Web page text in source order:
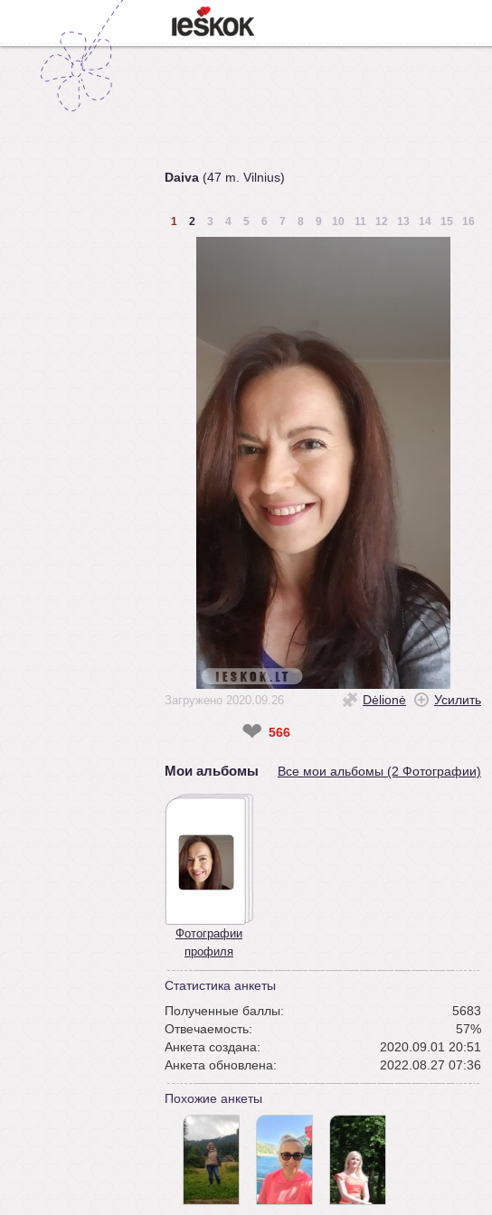
Daiva (47 m. Vilnius)
1 2 3 4 5 6 7 8 9 10 11 12 13 14 15 16
Загружено 2020.09.26 Dėlionė Усилить
❤ 566
Мои альбомы Все мои альбомы (2 Фотографии)
Фотографии
профиля
Статистика анкеты
Полученные баллы:
5683
Отвечаемость:
57%
Анкета создана:
2020.09.01 20:51
Анкета обновлена:
2022.08.27 07:36
Похожие анкеты